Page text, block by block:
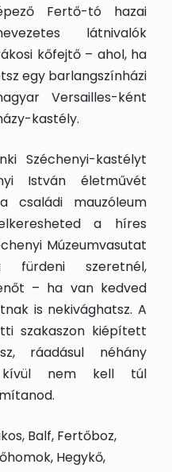
Fertő-tó hazai
látnivalók
kőfejtő – ahol, ha
egy barlangszínházi
Versailles-ként
kastély.
Széchenyi-kastélyt
István életművét
családi mauzóleum
a híres
Múzeumvasutat
fürdeni szeretnél,
– ha van kedved
is nekivághatsz. A
szakaszon kiépített
ráadásul néhány
kívül nem kell túl
Balf, Fertőboz,
Hegykő,